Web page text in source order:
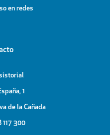
en redes
1
de la Cañada
117 300